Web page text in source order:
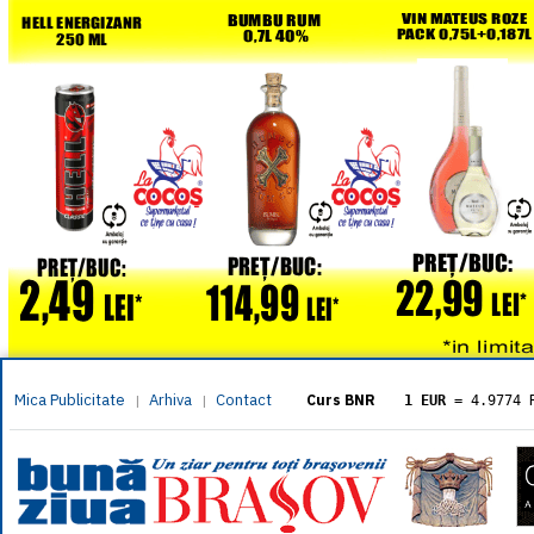
Mica Publicitate | Arhiva | Contact Curs BNR 1 EUR = 4.9774
= 5.8304
1 XAU= 464.4611
1 AED= 1.1933
1 AUD= 2.7957
1 BGN= 2.5449